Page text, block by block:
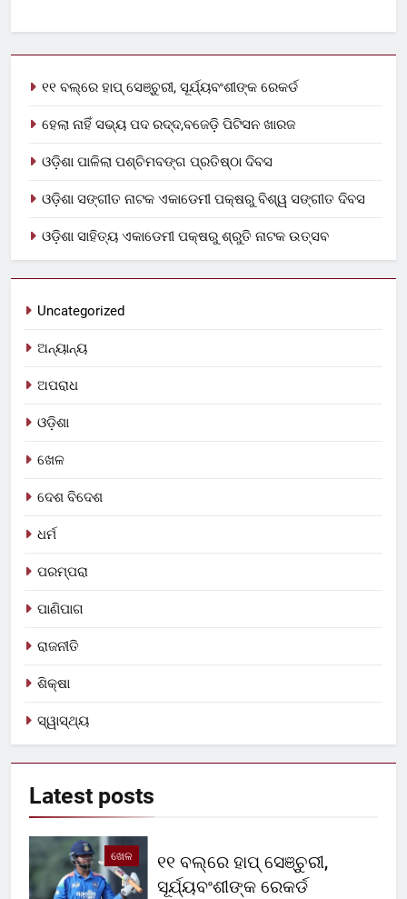
୧୧ ବଲ୍‌ରେ ହାପ୍ ସେଞ୍ଚୁରୀ, ସୂର୍ଯ୍ୟବଂଶୀଙ୍କ ରେକର୍ଡ
ହେଲା ନାହିଁ ସଭ୍ୟ ପଦ ରଦ୍ଦ,ବଜେଡ଼ି ପିଟିସନ ଖାରଜ
ଓଡ଼ିଶା ପାଳିଲା ପଶ୍ଚିମବଙ୍ଗ ପ୍ରତିଷ୍ଠା ଦିବସ
ଓଡ଼ିଶା ସଙ୍ଗୀତ ନାଟକ ଏକାଡେମୀ ପକ୍ଷରୁ ବିଶ୍ୱ ସଙ୍ଗୀତ ଦିବସ
ଓଡ଼ିଶା ସାହିତ୍ୟ ଏକାଡେମୀ ପକ୍ଷରୁ ଶ୍ରୁତି ନାଟକ ଉତ୍ସବ
Uncategorized
ଅନ୍ୟାନ୍ୟ
ଅପରାଧ
ଓଡ଼ିଶା
ଖେଳ
ଦେଶ ବିଦେଶ
ଧର୍ମ
ପରମ୍ପରା
ପାଣିପାଗ
ରାଜନୀତି
ଶିକ୍ଷା
ସ୍ୱାସ୍ଥ୍ୟ
Latest posts
ଖେଳ
୧୧ ବଲ୍‌ରେ ହାପ୍ ସେଞ୍ଚୁରୀ,
ସୂର୍ଯ୍ୟବଂଶୀଙ୍କ ରେକର୍ଡ